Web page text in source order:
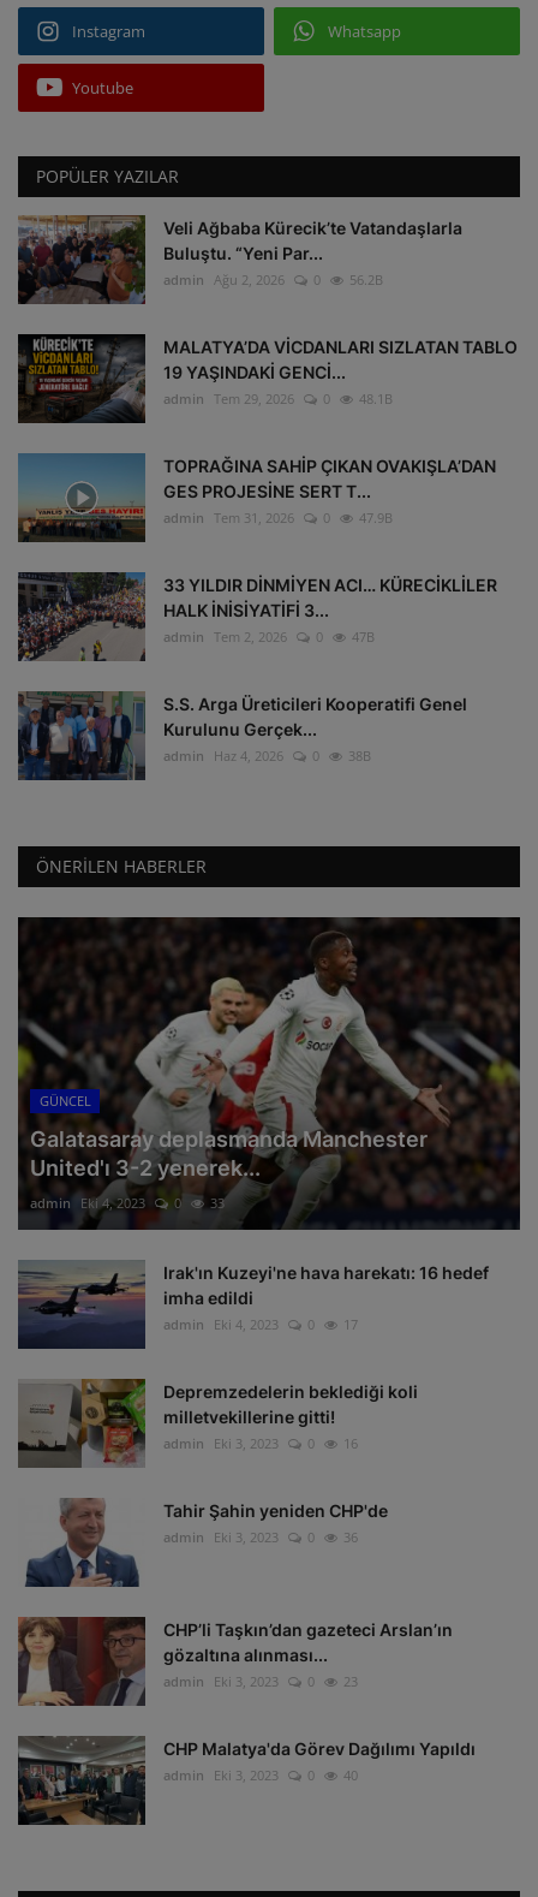
Instagram Whatsapp
Youtube
POPÜLER YAZILAR
Veli Ağbaba Kürecik’te Vatandaşlarla
Buluştu. “Yeni Par...
admin Ağu 2, 2026 0 56.2B
MALATYA’DA VİCDANLARI SIZLATAN TABLO
19 YAŞINDAKİ GENCİ...
admin Tem 29, 2026 0 48.1B
TOPRAĞINA SAHİP ÇIKAN OVAKIŞLA’DAN
GES PROJESİNE SERT T...
admin Tem 31, 2026 0 47.9B
33 YILDIR DİNMİYEN ACI… KÜRECİKLİLER
HALK İNİSİYATİFİ 3...
admin Tem 2, 2026 0 47B
S.S. Arga Üreticileri Kooperatifi Genel
Kurulunu Gerçek...
admin Haz 4, 2026 0 38B
ÖNERILEN HABERLER
GÜNCEL
Galatasaray deplasmanda Manchester
United'ı 3-2 yenerek...
admin Eki 4, 2023 0 33
Irak'ın Kuzeyi'ne hava harekatı: 16 hedef
imha edildi
admin Eki 4, 2023 0 17
Depremzedelerin beklediği koli
milletvekillerine gitti!
admin Eki 3, 2023 0 16
Tahir Şahin yeniden CHP'de
admin Eki 3, 2023 0 36
CHP’li Taşkın’dan gazeteci Arslan’ın
gözaltına alınması...
admin Eki 3, 2023 0 23
CHP Malatya'da Görev Dağılımı Yapıldı
admin Eki 3, 2023 0 40